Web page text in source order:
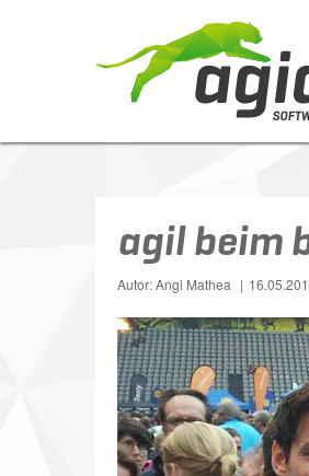
agil beim
Autor: Angi Mathea